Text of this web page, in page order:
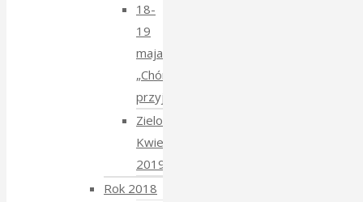
18-
19
maja
„Chór
przyjechał”
Zielony
Kwiecień
2019
Rok 2018